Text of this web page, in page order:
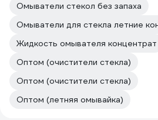
Омыватели стекол без запаха
Омыватели для стекла летние
Жидкость омывателя концентрат
Оптом (очистители стекла)
Оптом (очистители стекла)
Оптом (летняя омывайка)